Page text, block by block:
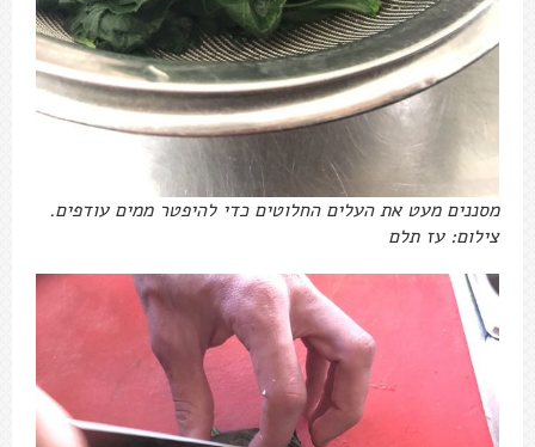
מסננים מעט את העלים החלוטים כדי להיפטר ממים עודפים.
צילום: עז תלם